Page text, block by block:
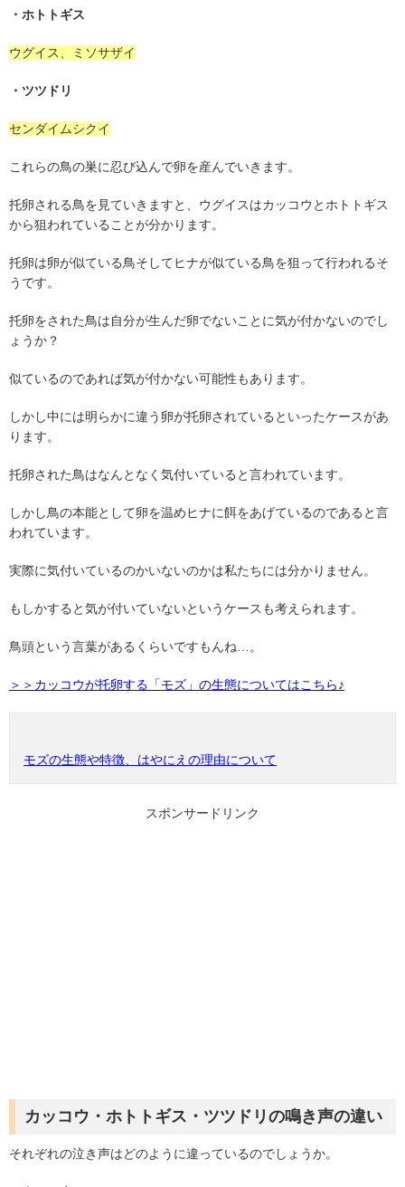
・ホトトギス
ウグイス、ミソサザイ
・ツツドリ
センダイムシクイ
これらの鳥の巣に忍び込んで卵を産んでいきます。
托卵される鳥を見ていきますと、ウグイスはカッコウとホトトギス
から狙われていることが分かります。
托卵は卵が似ている鳥そしてヒナが似ている鳥を狙って行われるそ
うです。
托卵をされた鳥は自分が生んだ卵でないことに気が付かないのでし
ょうか？
似ているのであれば気が付かない可能性もあります。
しかし中には明らかに違う卵が托卵されているといったケースがあ
ります。
托卵された鳥はなんとなく気付いていると言われています。
しかし鳥の本能として卵を温めヒナに餌をあげているのであると言
われています。
実際に気付いているのかいないのかは私たちには分かりません。
もしかすると気が付いていないというケースも考えられます。
鳥頭という言葉があるくらいですもんね 。
＞＞カッコウが托卵する「モズ」の生態についてはこちら♪
モズの生態や特徴、はやにえの理由について
スポンサードリンク
カッコウ・ホトトギス・ツツドリの鳴き声の違い
それぞれの泣き声はどのように違っているのでしょうか。